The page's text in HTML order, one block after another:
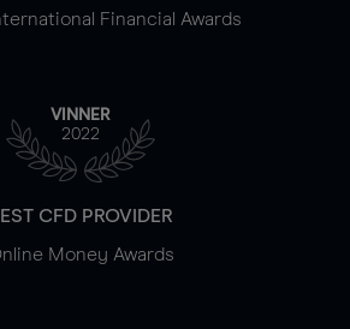
Financial Awards
VINNER
2022
CFD PROVIDER
Money Awards